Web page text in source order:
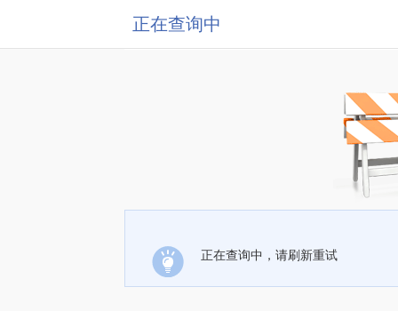
正在查询中
正在查询中，请刷新重试